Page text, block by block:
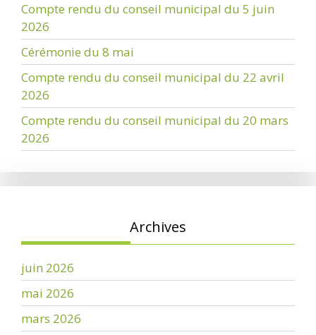
Compte rendu du conseil municipal du 5 juin
2026
Cérémonie du 8 mai
Compte rendu du conseil municipal du 22 avril
2026
Compte rendu du conseil municipal du 20 mars
2026
Archives
juin 2026
mai 2026
mars 2026